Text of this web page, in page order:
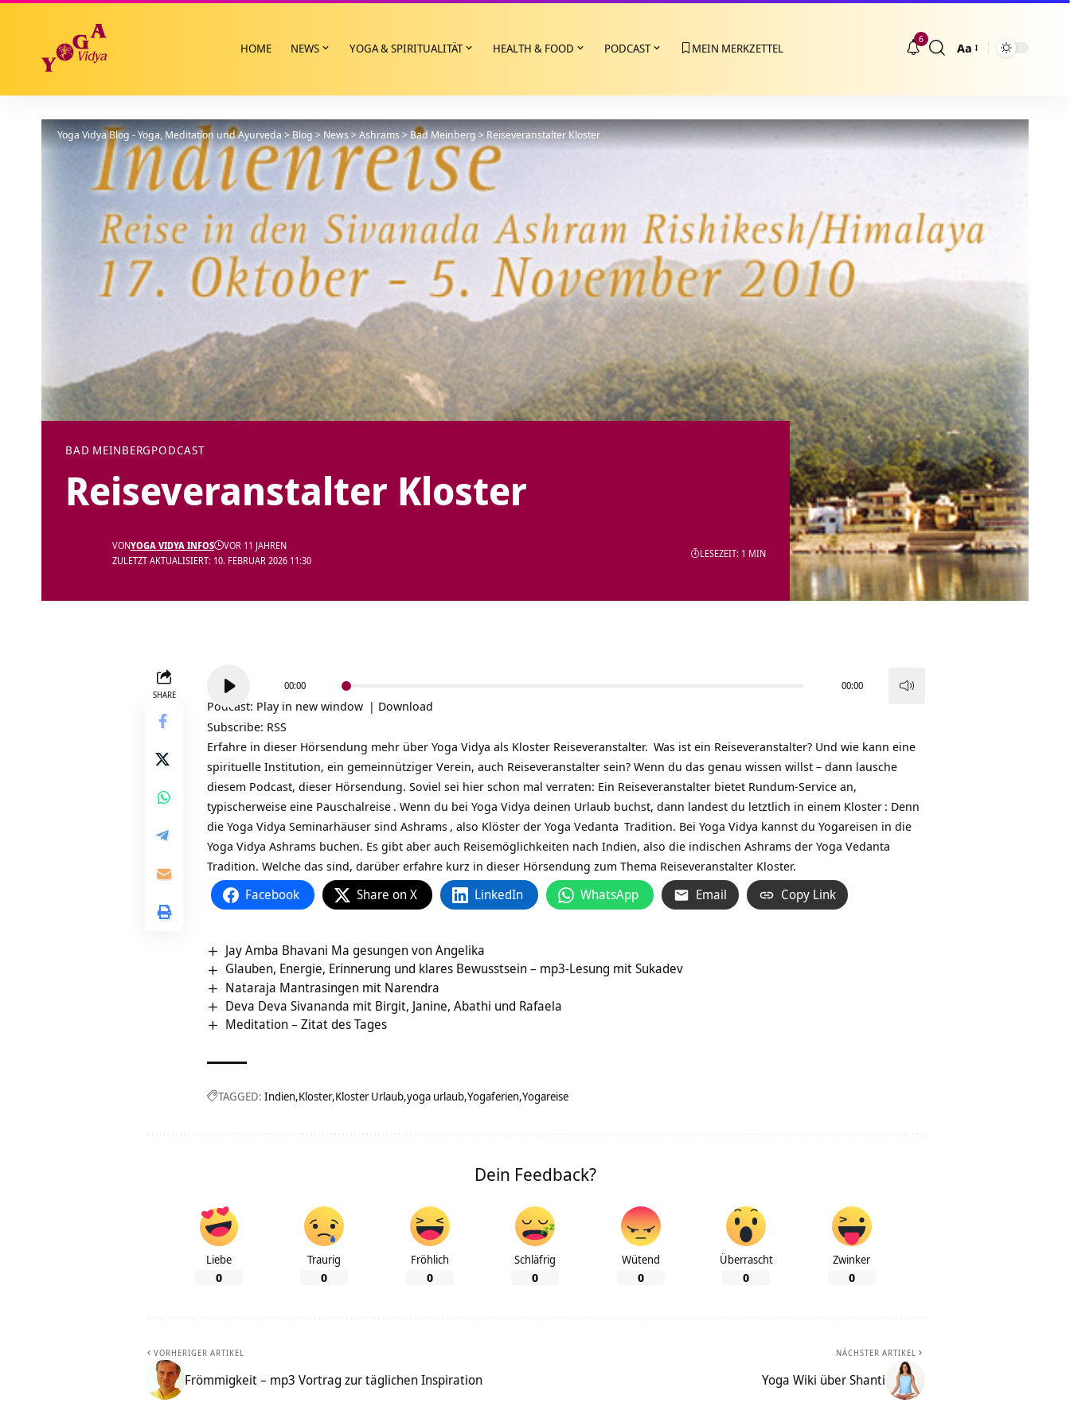
HOME NEWS YOGA & SPIRITUALITÄT HEALTH & FOOD PODCAST MEIN MERKZETTEL
6
Größenänderung
Aa
Yoga Vidya Blog - Yoga, Meditation und Ayurveda>Blog>News>Ashrams>Bad Meinberg>Reiseveranstalter Kloster
BAD MEINBERGPODCAST
Reiseveranstalter Kloster
ZULETZT AKTUALISIERT: 10. FEBRUAR 2026 11:30
VONYOGA VIDYA INFOS VOR 11 JAHREN
LESEZEIT: 1 MIN
SHARE
Player
00:00 00:00
Podcast: Play in new window | Download
Subscribe: RSS
Erfahre in dieser Hörsendung mehr über Yoga Vidya als Kloster Reiseveranstalter. Was ist ein Reiseveranstalter? Und wie kann eine
spirituelle Institution, ein gemeinnütziger Verein, auch Reiseveranstalter sein? Wenn du das genau wissen willst – dann lausche
diesem Podcast, dieser Hörsendung. Soviel sei hier schon mal verraten: Ein Reiseveranstalter bietet Rundum-Service an,
typischerweise eine Pauschalreise . Wenn du bei Yoga Vidya deinen Urlaub buchst, dann landest du letztlich in einem Kloster : Denn
die Yoga Vidya Seminarhäuser sind Ashrams , also Klöster der Yoga Vedanta Tradition. Bei Yoga Vidya kannst du Yogareisen in die
Yoga Vidya Ashrams buchen. Es gibt aber auch Reisemöglichkeiten nach Indien, also die indischen Ashrams der Yoga Vedanta
Tradition. Welche das sind, darüber erfahre kurz in dieser Hörsendung zum Thema Reiseveranstalter Kloster.
Facebook Share on X LinkedIn WhatsApp Email Copy Link
Jay Amba Bhavani Ma gesungen von Angelika
Glauben, Energie, Erinnerung und klares Bewusstsein – mp3-Lesung mit Sukadev
Nataraja Mantrasingen mit Narendra
Deva Deva Sivananda mit Birgit, Janine, Abathi und Rafaela
Meditation – Zitat des Tages
TAGGED: Indien Kloster Kloster Urlaub yoga urlaub Yogaferien Yogareise
Dein Feedback?
Liebe
0
Traurig
0
Fröhlich
0
Schläfrig
0
Wütend
0
Überrascht
0
Zwinker
0
VORHERIGER ARTIKEL
Frömmigkeit – mp3 Vortrag zur täglichen Inspiration
NÄCHSTER ARTIKEL
Yoga Wiki über Shanti